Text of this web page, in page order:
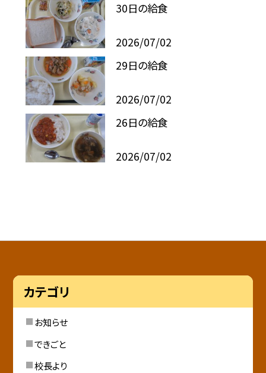
30日の給食
2026/07/02
29日の給食
2026/07/02
26日の給食
2026/07/02
カテゴリ
お知らせ
できごと
校長より